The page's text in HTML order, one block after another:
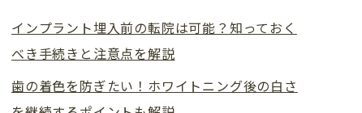
インプラント埋入前の転院は可能？知っておく
べき手続きと注意点を解説
歯の着色を防ぎたい！ホワイトニング後の白さ